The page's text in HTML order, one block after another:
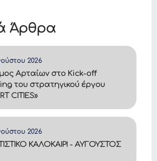
Άρθρα
2026
Αρταίων στο Kick-off
του στρατηγικού έργου
CITIES»
2026
ΚΑΛΟΚΑΙΡΙ - ΑΥΓΟΥΣΤΟΣ